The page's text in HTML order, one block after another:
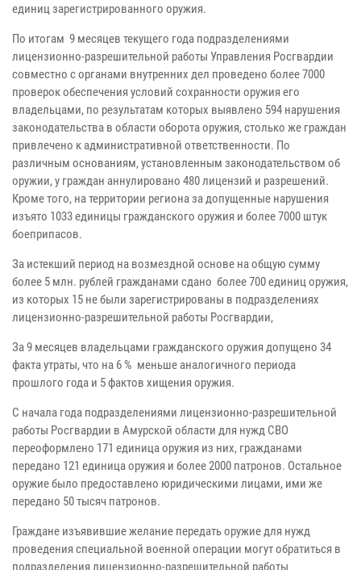
единиц зарегистрированного оружия.
По итогам 9 месяцев текущего года подразделениями
лицензионно-разрешительной работы Управления Росгвардии
совместно с органами внутренних дел проведено более 7000
проверок обеспечения условий сохранности оружия его
владельцами, по результатам которых выявлено 594 нарушения
законодательства в области оборота оружия, столько же граждан
привлечено к административной ответственности. По
различным основаниям, установленным законодательством об
оружии, у граждан аннулировано 480 лицензий и разрешений.
Кроме того, на территории региона за допущенные нарушения
изъято 1033 единицы гражданского оружия и более 7000 штук
боеприпасов.
За истекший период на возмездной основе на общую сумму
более 5 млн. рублей гражданами сдано более 700 единиц оружия,
из которых 15 не были зарегистрированы в подразделениях
лицензионно-разрешительной работы Росгвардии,
За 9 месяцев владельцами гражданского оружия допущено 34
факта утраты, что на 6 % меньше аналогичного периода
прошлого года и 5 фактов хищения оружия.
С начала года подразделениями лицензионно-разрешительной
работы Росгвардии в Амурской области для нужд СВО
переоформлено 171 единица оружия из них, гражданами
передано 121 единица оружия и более 2000 патронов. Остальное
оружие было предоставлено юридическими лицами, ими же
передано 50 тысяч патронов.
Граждане изъявившие желание передать оружие для нужд
проведения специальной военной операции могут обратиться в
подразделения лицензионно-разрешительной работы